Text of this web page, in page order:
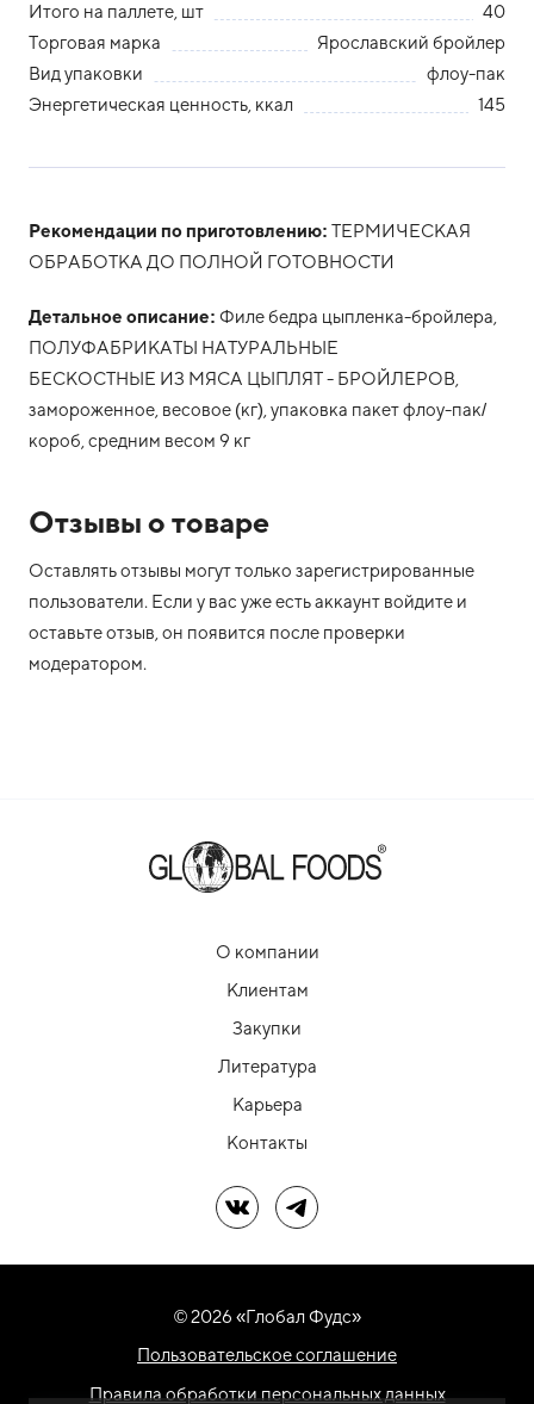
Итого на паллете, шт
40
Торговая марка
Ярославский бройлер
Вид упаковки
флоу-пак
Энергетическая ценность, ккал
145
Рекомендации по приготовлению: ТЕРМИЧЕСКАЯ
ОБРАБОТКА ДО ПОЛНОЙ ГОТОВНОСТИ
Детальное описание: Филе бедра цыпленка-бройлера,
ПОЛУФАБРИКАТЫ НАТУРАЛЬНЫЕ
БЕСКОСТНЫЕ ИЗ МЯСА ЦЫПЛЯТ - БРОЙЛЕРОВ,
замороженное, весовое (кг), упаковка пакет флоу-пак/
короб, средним весом 9 кг
Отзывы о товаре
Оставлять отзывы могут только зарегистрированные
пользователи. Если у вас уже есть аккаунт войдите и
оставьте отзыв, он появится после проверки
модератором.
О компании
Клиентам
Закупки
Литература
Карьера
Контакты
Мы в ВКМы в Telegram
© 2026 «Глобал Фудс»
Пользовательское соглашение
Правила обработки персональных данных